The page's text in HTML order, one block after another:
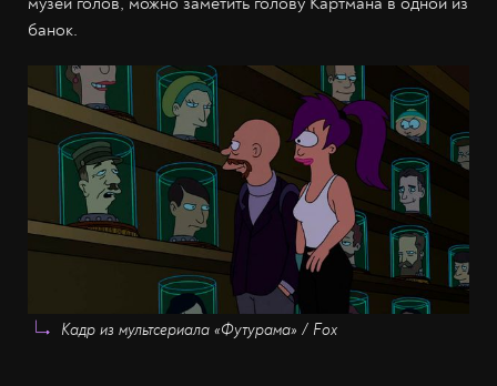
банок.
Кадр из мультсериала «Футурама» / Fox